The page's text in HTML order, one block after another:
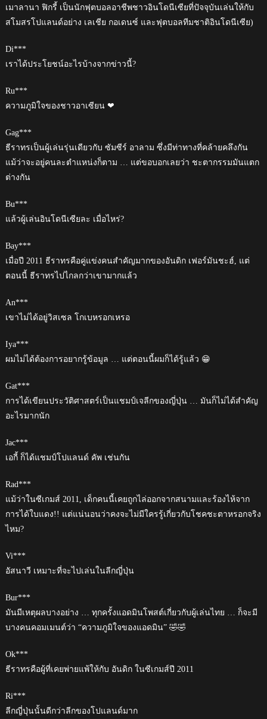
เมาลานา ฟิกรี้ เป็นนักฟุตบอลอาชีพชาวอินโดนีเซียที่ปัจจุบันเล่นให้กับ
สโมสรโปแลนด์อย่าง เลเชีย กอเดนซ์ และฟุตบอลทีมชาติอินโดนีเซีย)
Di***
เราได้ประโยชน์อะไรบ้างจากข่าวนี้?
Ru***
ความภูมิใจของชาวอาเซียน ❤
Gag***
ธีราทรเป็นผู้เล่นรุ่นเดียวกับ ซัมซีร์ อาลาม ซึ่งมีท่าทางที่คล้ายคลึงกัน
แม้ว่าจะอยู่คนละตำแหน่งก็ตาม … แต่ขอบอกเลยว่า ชะตากรรมมันแตก
ต่างกัน
Bu***
แล้วผู้เล่นอินโดนีเซียละ เมื่อไหร่?
Bay***
เมื่อปี 2011 ธีราทรคือคู่แข่งคนสำคัญมากของอันดิก เฟอร์มันชะฮ์, แต่
ตอนนี้ ธีราทรไปไกลกว่าเขามากแล้ว
An***
เขาไม่ได้อยู่วิสเซล โกเบหรอกเหรอ
Iya***
ผมไม่ได้ต้องการอยากรู้ข้อมูล … แต่ตอนนี้ผมก็ได้รู้แล้ว 😁
Gat***
การได้เขียนประวัติศาสตร์เป็นแชมป์เจลีกของญี่ปุ่น … มันก็ไม่ได้สำคัญ
อะไรมากนัก
Jac***
เอกี้ ก็ได้แชมป์โปแลนด์ คัพ เช่นกัน
Rad***
แม้ว่าในซีเกมส์ 2011, เด็กคนนี้เคยถูกไล่ออกจากสนามและร้องไห้จาก
การได้ใบแดง!! แต่แน่นอนว่าคงจะไม่มีใครรู้เกี่ยวกับโชคชะตาหรอกจริง
ไหม?
Vi***
อัสนาวี เหมาะที่จะไปเล่นในลีกญี่ปุ่น
Bur***
มันมีเหตุผลบางอย่าง … ทุกครั้งแอดมินโพสต์เกี่ยวกับผู้เล่นไทย … ก็จะมี
บางคนคอมเมนต์ว่า “ความภูมิใจของแอดมิน” 🤣🤣
Ok***
ธีราทรคือผู้ที่เคยพ่ายแพ้ให้กับ อันดิก ในซีเกมส์ปี 2011
Ri***
ลีกญี่ปุ่นนั้นดีกว่าลีกของโปแลนด์มาก